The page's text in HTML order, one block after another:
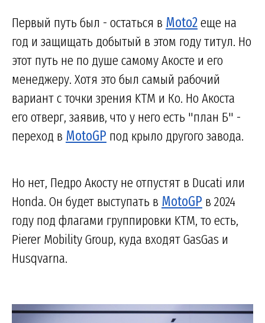
Первый путь был - остаться в Moto2еще на
год и защищать добытый в этом году титул. Но
этот путь не по душе самому Акосте и его
менеджеру. Хотя это был самый рабочий
вариант с точки зрения KTM и Ко. Но Акоста
его отверг, заявив, что у него есть "план Б" -
переход в MotoGP под крыло другого завода.
Но нет, Педро Акосту не отпустят в Ducati или
Honda. Он будет выступать в MotoGP в 2024
году под флагами группировки KTM, то есть,
Pierer Mobility Group, куда входят GasGas и
Husqvarna.